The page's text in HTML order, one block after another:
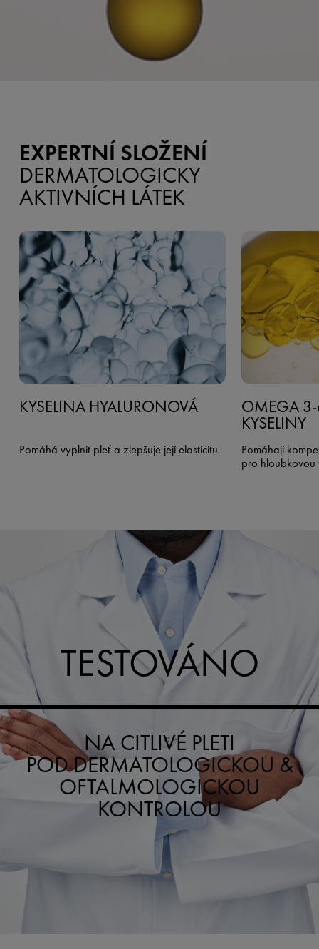
EXPERTNÍ SLOŽENÍ
DERMATOLOGICKY
AKTIVNÍCH LÁTEK
KYSELINA HYALURONOVÁ
Pomáhá vyplnit pleť a zlepšuje její elasticitu.
OMEGA
KYSELINY
Pomáhají
pro hloubkovou
NA CITLIVÉ PLETI
POD DERMATOLOGICKOU &
OFTALMOLOGICKOU
KONTROLOU
TESTOVÁNO